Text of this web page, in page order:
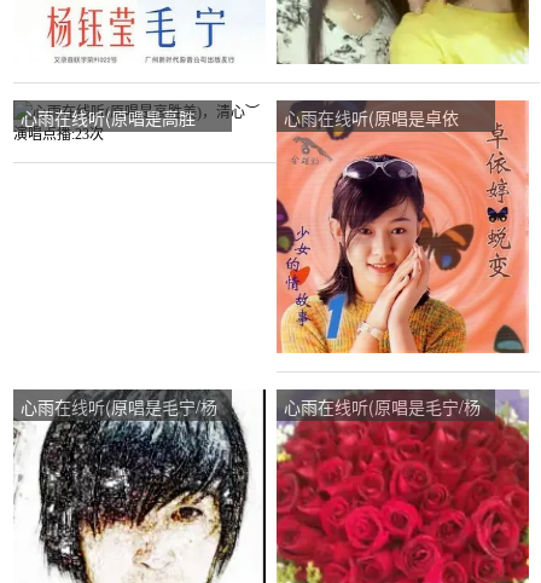
心雨在线听(原唱是高胜
美)，清心︶演唱点播:23次
心雨在线听(原唱是卓依
婷)，健康是福演唱点播:51
次
心雨在线听(原唱是毛宁/杨
钰莹)，情魔演唱点播:39次
心雨在线听(原唱是毛宁/杨
钰莹)，唱歌打发时间演唱
点播:25次